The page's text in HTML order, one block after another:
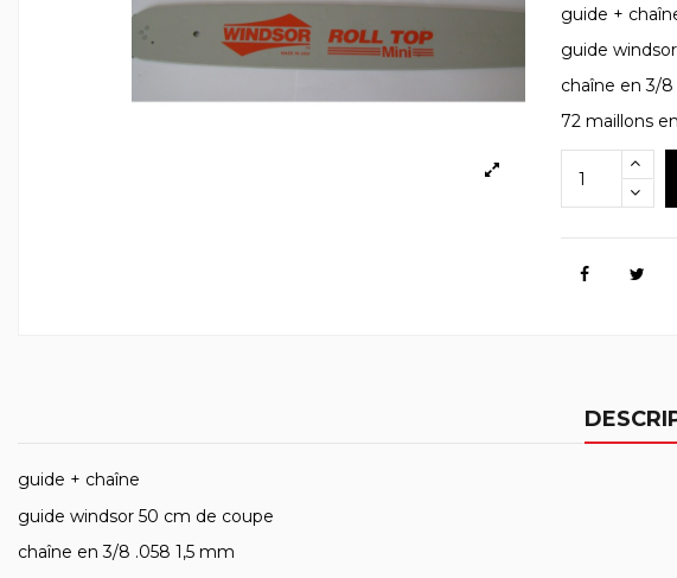
guide +
guide
chaîne en 3/8
72 maillons
guide + chaîne
guide windsor 50 cm de coupe
chaîne en 3/8 .058 1,5 mm